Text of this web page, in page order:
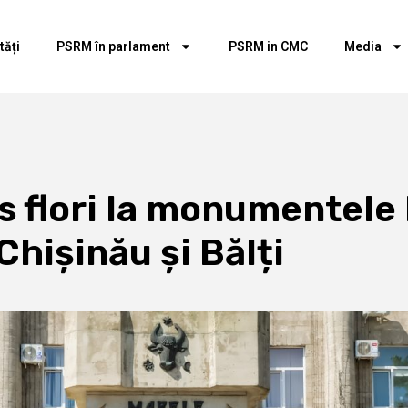
PSRM în parlament PSRM in CMC Media
flori la
și Bălți